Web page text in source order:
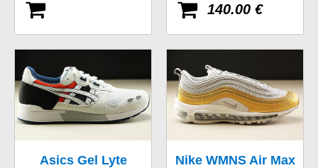
140.00 €
Asics Gel Lyte
Nike WMNS Air Max